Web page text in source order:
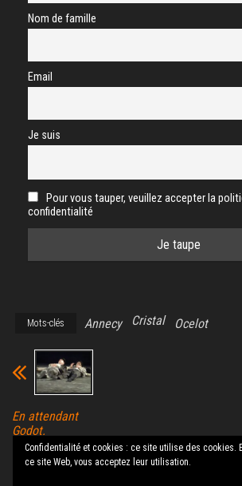
Nom de famille
Email
Je suis
Pour vous tauper, veuillez accepter la
confidentialité
Mots-clés Annecy Cristal Ocelot
En attendant
Godot.
Fourvière. 19.
06. 22
Confidentialité et cookies : ce site utilise des cookies.
ce site Web, vous acceptez leur utilisation.